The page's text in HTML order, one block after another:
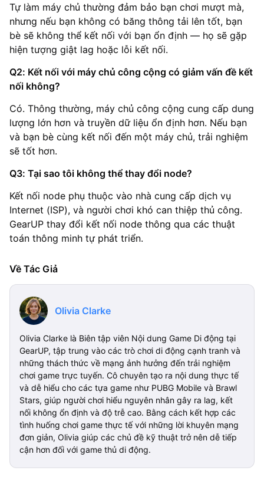
Tự làm máy chủ thường đảm bảo bạn chơi mượt mà,
nhưng nếu bạn không có băng thông tải lên tốt, bạn
bè sẽ không thể kết nối với bạn ổn định — họ sẽ gặp
hiện tượng giật lag hoặc lỗi kết nối.
Q2: Kết nối với máy chủ công cộng có giảm vấn đề kết
nối không?
Có. Thông thường, máy chủ công cộng cung cấp dung
lượng lớn hơn và truyền dữ liệu ổn định hơn. Nếu bạn
và bạn bè cùng kết nối đến một máy chủ, trải nghiệm
sẽ tốt hơn.
Q3: Tại sao tôi không thể thay đổi node?
Kết nối node phụ thuộc vào nhà cung cấp dịch vụ
Internet (ISP), và người chơi khó can thiệp thủ công.
GearUP thay đổi kết nối node thông qua các thuật
toán thông minh tự phát triển.
Về Tác Giả
Olivia Clarke
Olivia Clarke là Biên tập viên Nội dung Game Di động tại
GearUP, tập trung vào các trò chơi di động cạnh tranh và
những thách thức về mạng ảnh hưởng đến trải nghiệm
chơi game trực tuyến. Cô chuyên tạo ra nội dung thực tế
và dễ hiểu cho các tựa game như PUBG Mobile và Brawl
Stars, giúp người chơi hiểu nguyên nhân gây ra lag, kết
nối không ổn định và độ trễ cao. Bằng cách kết hợp các
tình huống chơi game thực tế với những lời khuyên mạng
đơn giản, Olivia giúp các chủ đề kỹ thuật trở nên dễ tiếp
cận hơn đối với game thủ di động.